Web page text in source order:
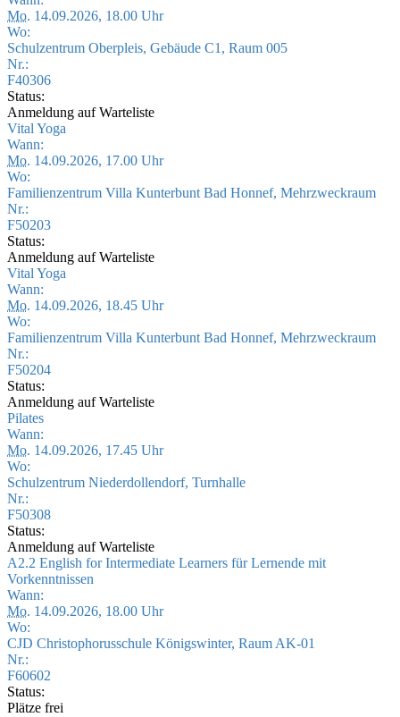
Mo. 14.09.2026, 18.00 Uhr
Wo:
Schulzentrum Oberpleis, Gebäude C1, Raum 005
Nr.:
F40306
Status:
Anmeldung auf Warteliste
Vital Yoga
Wann:
Mo. 14.09.2026, 17.00 Uhr
Wo:
Familienzentrum Villa Kunterbunt Bad Honnef, Mehrzweckraum
Nr.:
F50203
Status:
Anmeldung auf Warteliste
Vital Yoga
Wann:
Mo. 14.09.2026, 18.45 Uhr
Wo:
Familienzentrum Villa Kunterbunt Bad Honnef, Mehrzweckraum
Nr.:
F50204
Status:
Anmeldung auf Warteliste
Pilates
Wann:
Mo. 14.09.2026, 17.45 Uhr
Wo:
Schulzentrum Niederdollendorf, Turnhalle
Nr.:
F50308
Status:
Anmeldung auf Warteliste
A2.2 English for Intermediate Learners für Lernende mit
Vorkenntnissen
Wann:
Mo. 14.09.2026, 18.00 Uhr
Wo:
CJD Christophorusschule Königswinter, Raum AK-01
Nr.:
F60602
Status:
Plätze frei